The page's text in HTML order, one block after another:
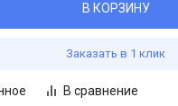
В КОРЗИНУ
Заказать в 1 клик
В сравнение